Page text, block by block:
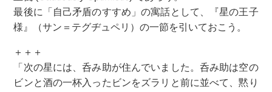
最後に「自己矛盾のすすめ」の寓話として、『星の王子
様』（サン＝テグヂュペリ）の一節を引いておこう。
＋＋＋
「次の星には、呑み助が住んでいました。呑み助は空の
ビンと酒の一杯入ったビンをズラリと前に並べて、黙り